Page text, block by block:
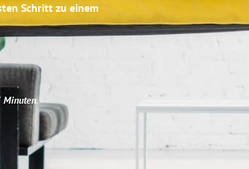
Schritt zu einem
.